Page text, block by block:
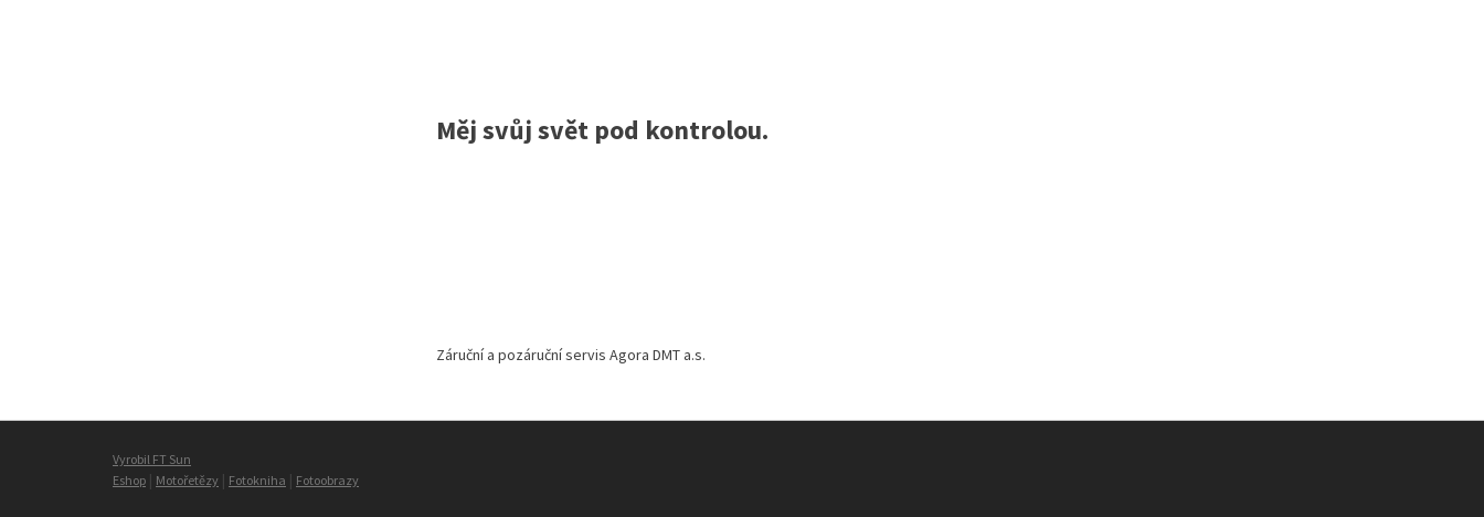
Měj svůj svět pod kontrolou.
Záruční a pozáruční servis Agora DMT a.s.
Vyrobil FT Sun
Eshop | Motořetězy | Fotokniha | Fotoobrazy